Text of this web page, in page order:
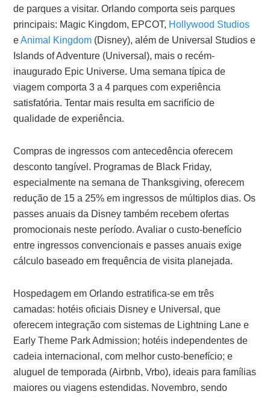
de parques a visitar. Orlando comporta seis parques
principais: Magic Kingdom, EPCOT, Hollywood Studios
eAnimal Kingdom (Disney), além de Universal Studios e
Islands of Adventure (Universal), mais o recém-
inaugurado Epic Universe. Uma semana típica de
viagem comporta 3 a 4 parques com experiência
satisfatória. Tentar mais resulta em sacrifício de
qualidade de experiência.
Compras de ingressos com antecedência oferecem
desconto tangível. Programas de Black Friday,
especialmente na semana de Thanksgiving, oferecem
redução de 15 a 25% em ingressos de múltiplos dias. Os
passes anuais da Disney também recebem ofertas
promocionais neste período. Avaliar o custo-benefício
entre ingressos convencionais e passes anuais exige
cálculo baseado em frequência de visita planejada.
Hospedagem em Orlando estratifica-se em três
camadas: hotéis oficiais Disney e Universal, que
oferecem integração com sistemas de Lightning Lane e
Early Theme Park Admission; hotéis independentes de
cadeia internacional, com melhor custo-benefício; e
aluguel de temporada (Airbnb, Vrbo), ideais para famílias
maiores ou viagens estendidas. Novembro, sendo